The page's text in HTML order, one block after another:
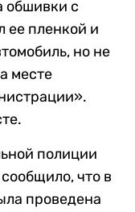
обшивки с
ее пленкой и
но не
месте
полиции
что в
проведена